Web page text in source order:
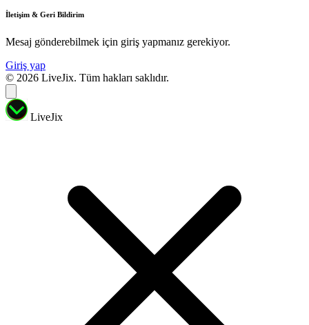
İletişim & Geri Bildirim
Mesaj gönderebilmek için giriş yapmanız gerekiyor.
Giriş yap
© 2026 LiveJix. Tüm hakları saklıdır.
LiveJix